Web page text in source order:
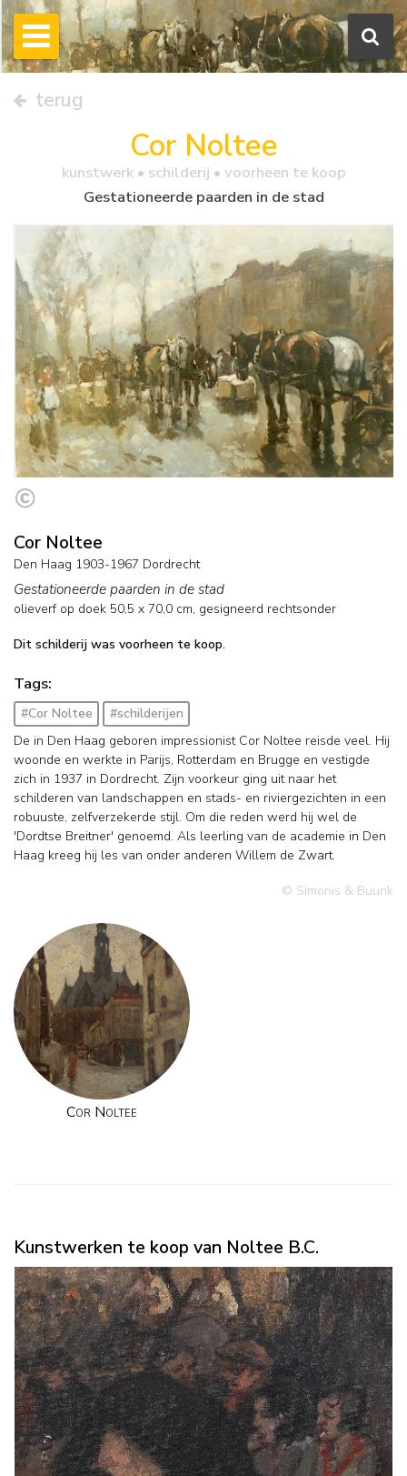
terug
Cor Noltee
kunstwerk • schilderij • voorheen te koop
Gestationeerde paarden in de stad
Cor Noltee
Den Haag 1903-1967 Dordrecht
Gestationeerde paarden in de stad
olieverf op doek 50,5 x 70,0 cm, gesigneerd rechtsonder
Dit schilderij was voorheen te koop.
Tags:
#Cor Noltee
#schilderijen
De in Den Haag geboren impressionist Cor Noltee reisde veel. Hij
woonde en werkte in Parijs, Rotterdam en Brugge en vestigde
zich in 1937 in Dordrecht. Zijn voorkeur ging uit naar het
schilderen van landschappen en stads- en riviergezichten in een
robuuste, zelfverzekerde stijl. Om die reden werd hij wel de
'Dordtse Breitner' genoemd. Als leerling van de academie in Den
Haag kreeg hij les van onder anderen Willem de Zwart.
© Simonis & Buunk
Cor Noltee
Kunstwerken te koop van Noltee B.C.